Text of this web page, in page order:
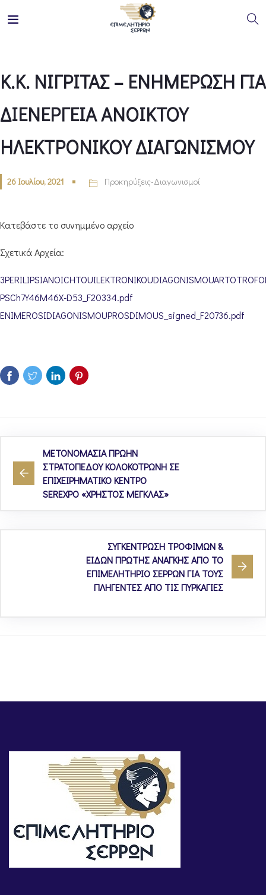
Κ.Κ. ΝΙΓΡΙΤΑΣ – ΕΝΗΜΕΡΩΣΗ ΓΙΑ
ΔΙΕΝΕΡΓΕΙΑ ΑΝΟΙΚΤΟΥ
ΗΛΕΚΤΡΟΝΙΚΟΥ ΔΙΑΓΩΝΙΣΜΟΥ
26 Ιουλίου, 2021 Προκηρύξεις-Διαγωνισμοί
Κατεβάστε το συνημμένο αρχείο
Σχετικά Αρχεία:
PSCh7Y46M46X-D53_F20334.pdf
ENIMEROSIDIAGONISMOUPROSDIMOUS_signed_F20736.pdf
ΜΕΤΟΝΟΜΑΣΙΑ ΠΡΩΗΝ
ΣΤΡΑΤΟΠΕΔΟΥ ΚΟΛΟΚΟΤΡΩΝΗ ΣΕ
ΕΠΙΧΕΙΡΗΜΑΤΙΚΟ ΚΕΝΤΡΟ
SEREXPO «ΧΡΗΣΤΟΣ ΜΕΓΚΛΑΣ»
ΣΥΓΚΕΝΤΡΩΣΗ ΤΡΟΦΙΜΩΝ &
ΕΙΔΩΝ ΠΡΩΤΗΣ ΑΝΑΓΚΗΣ ΑΠΟ ΤΟ
ΕΠΙΜΕΛΗΤΗΡΙΟ ΣΕΡΡΩΝ ΓΙΑ ΤΟΥΣ
ΠΛΗΓΕΝΤΕΣ ΑΠΟ ΤΙΣ ΠΥΡΚΑΓΙΕΣ